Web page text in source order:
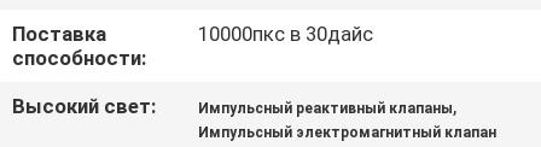
COMPANY
Поставка
способности:
10000пкс в 30дайс
Высокий свет: Импульсный реактивный клапаны,
Импульсный электромагнитный клапан